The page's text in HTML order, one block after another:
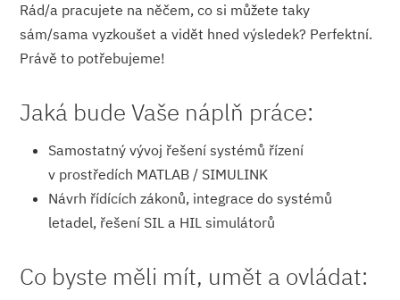
Rád/a pracujete na něčem, co si můžete taky
sám/sama vyzkoušet a vidět hned výsledek? Perfektní.
Právě to potřebujeme!
Jaká bude Vaše náplň práce:
Samostatný vývoj řešení systémů řízení
v prostředích MATLAB / SIMULINK
Návrh řídících zákonů, integrace do systémů
letadel, řešení SIL a HIL simulátorů
Co byste měli mít, umět a ovládat: